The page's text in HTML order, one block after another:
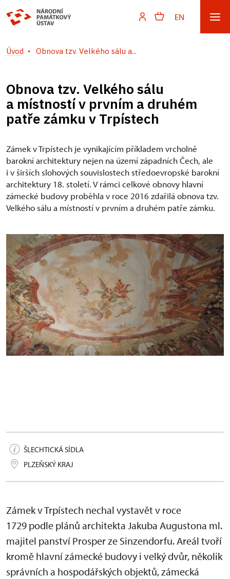
EN
Úvod Obnova tzv. Velkého sálu a...
Obnova tzv. Velkého sálu
a místností v prvním a druhém
patře zámku v Trpístech
Zámek v Trpístech je vynikajícím příkladem vrcholně
barokní architektury nejen na území západních Čech, ale
i v širších slohových souvislostech středoevropské barokní
architektury 18. století. V rámci celkové obnovy hlavní
zámecké budovy proběhla v roce 2016 zdařilá obnova tzv.
Velkého sálu a místností v prvním a druhém patře zámku.
ŠLECHTICKÁ SÍDLA
PLZEŇSKÝ KRAJ
Zámek v Trpístech nechal vystavět v roce
1729 podle plánů architekta Jakuba Augustona ml.
majitel panství Prosper ze Sinzendorfu. Areál tvoří
kromě hlavní zámecké budovy i velký dvůr, několik
správních a hospodářských objektů, zámecká